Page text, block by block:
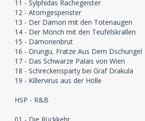
11 - Sylphidas Rachegeister
12 - Atomgespenster
13 - Der Dämon mit den Totenaugen
14 - Der Mönch mit den Teufelskrallen
15 - Dämonenbrut
16 - Orungu, Fratze Aus Dem Dschungel
17 - Das Schwarze Palais von Wien
18 - Schreckensparty bei Graf Drakula
19 - Killervirus aus der Hölle
HSP - R&B